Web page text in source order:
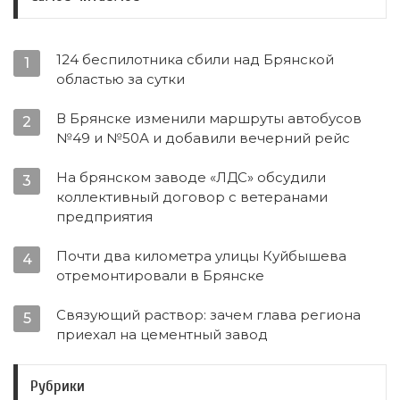
1
124 беспилотника сбили над Брянской
областью за сутки
2
В Брянске изменили маршруты автобусов
№49 и №50А и добавили вечерний рейс
3
На брянском заводе «ЛДС» обсудили
коллективный договор с ветеранами
предприятия
4
Почти два километра улицы Куйбышева
отремонтировали в Брянске
5
Связующий раствор: зачем глава региона
приехал на цементный завод
Рубрики